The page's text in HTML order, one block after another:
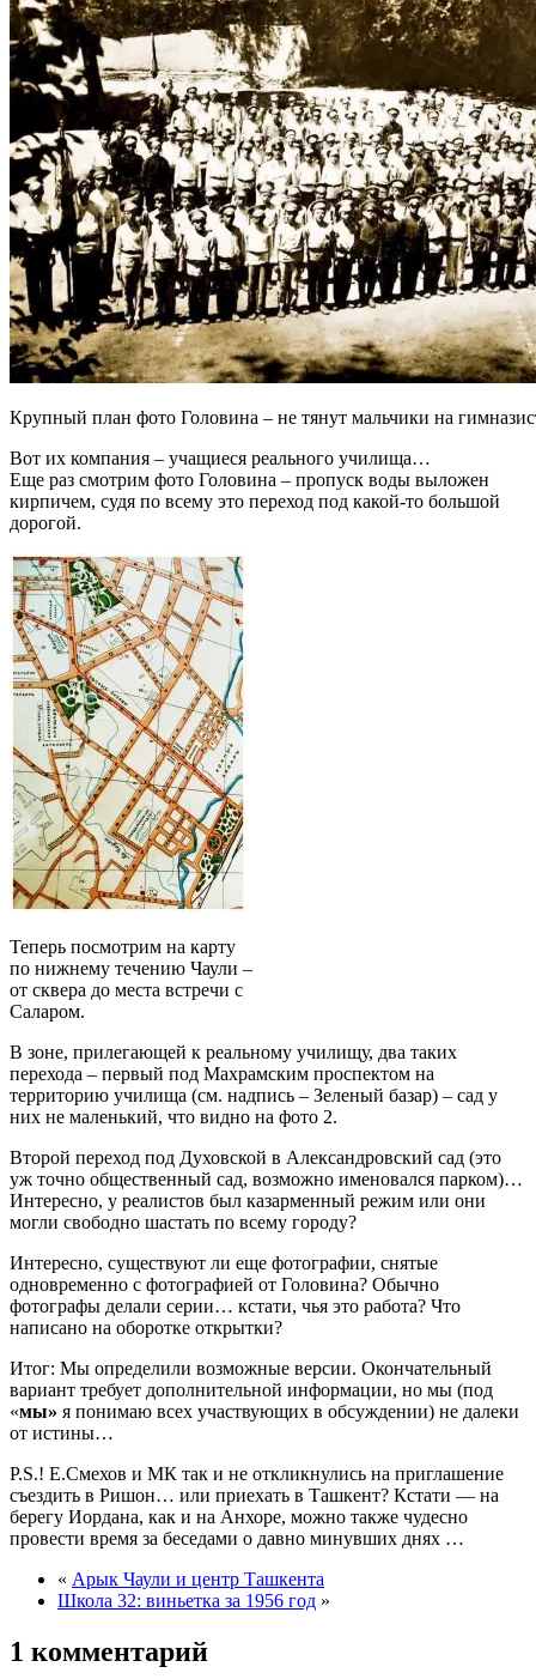
Крупный план фото Головина – не тянут мальчики на
Вот их компания – учащиеся реального училища…
Еще раз смотрим фото Головина – пропуск воды выложен
кирпичем, судя по всему это переход под какой-то большой
дорогой.
Теперь посмотрим на карту
по нижнему течению Чаули –
от сквера до места встречи с
Саларом.
В зоне, прилегающей к реальному училищу, два таких
перехода – первый под Махрамским проспектом на
территорию училища (см. надпись – Зеленый базар) – сад у
них не маленький, что видно на фото 2.
Второй переход под Духовской в Александровский сад (это
уж точно общественный сад, возможно именовался парком)…
Интересно, у реалистов был казарменный режим или они
могли свободно шастать по всему городу?
Интересно, существуют ли еще фотографии, снятые
одновременно с фотографией от Головина? Обычно
фотографы делали серии… кстати, чья это работа? Что
написано на оборотке открытки?
Итог: Мы определили возможные версии. Окончательный
вариант требует дополнительной информации, но мы (под
«мы» я понимаю всех участвующих в обсуждении) не далеки
от истины…
P.S.! Е.Смехов и МК так и не откликнулись на приглашение
съездить в Ришон… или приехать в Ташкент? Кстати — на
берегу Иордана, как и на Анхоре, можно также чудесно
провести время за беседами о давно минувших днях …
« Арык Чаули и центр Ташкента
Школа 32: виньетка за 1956 год »
1 комментарий